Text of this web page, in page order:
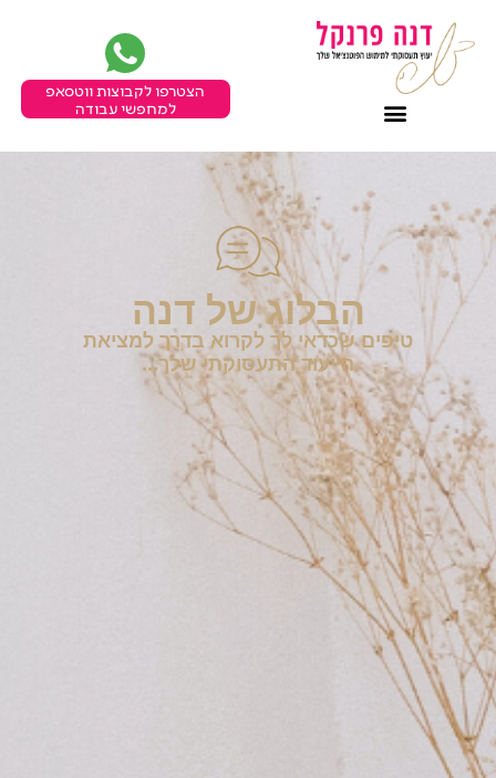
הצטרפו לקבוצות ווטסאפ
למחפשי עבודה
הבלוג של דנה
טיפים שכדאי לך לקרוא בדרך למציאת
הייעוד התעסוקתי שלך...